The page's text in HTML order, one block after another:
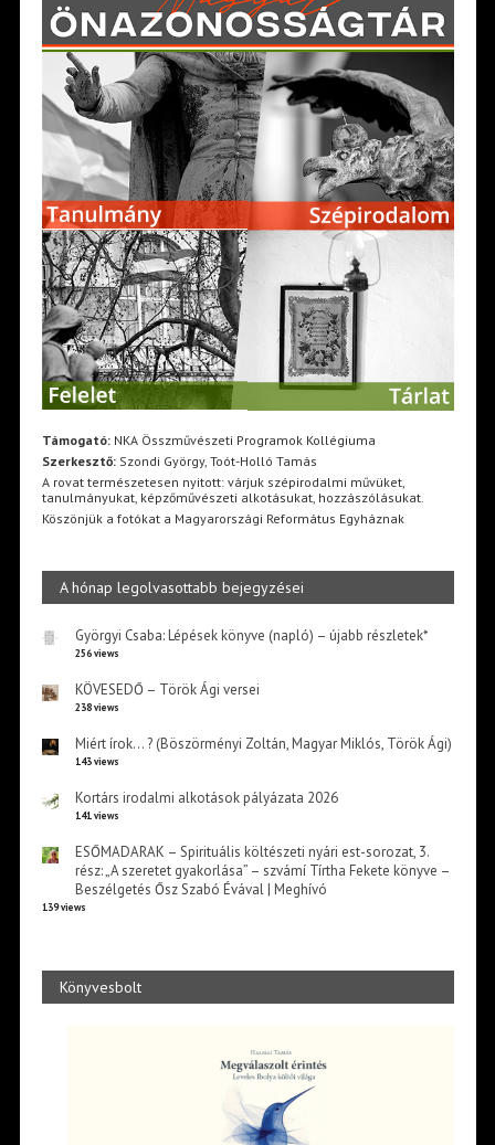
Támogató:NKA Összművészeti Programok Kollégiuma
Szerkesztő:Szondi György, Toót-Holló Tamás
A rovat természetesen nyitott: várjuk szépirodalmi művüket,
tanulmányukat, képzőművészeti alkotásukat, hozzászólásukat.
Köszönjük a fotókat a Magyarországi Református Egyháznak
A hónap legolvasottabb bejegyzései
Györgyi Csaba: Lépések könyve (napló) – újabb részletek*
256 views
KÖVESEDŐ – Török Ági versei
238 views
Miért írok… ? (Böszörményi Zoltán, Magyar Miklós, Török Ági)
143 views
Kortárs irodalmi alkotások pályázata 2026
141 views
ESŐMADARAK – Spirituális költészeti nyári est-sorozat, 3.
rész: „A szeretet gyakorlása” – szvámí Tírtha Fekete könyve –
Beszélgetés Ősz Szabó Évával | Meghívó
139 views
Könyvesbolt